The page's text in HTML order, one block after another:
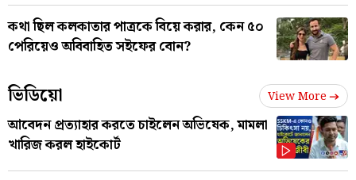
কথা ছিল কলকাতার পাত্রকে বিয়ে করার, কেন ৫০
পেরিয়েও অবিবাহিত সইফের বোন?
ভিডিয়ো View More
আবেদন প্রত্যাহার করতে চাইলেন অভিষেক, মামলা
খারিজ করল হাইকোর্ট